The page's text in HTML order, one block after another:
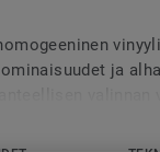
ja
ja